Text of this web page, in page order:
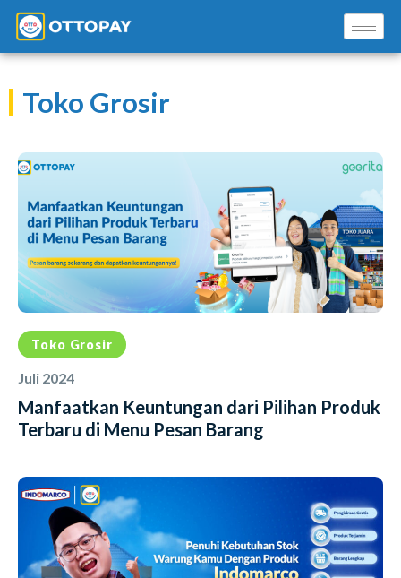
Toko Grosir
Toko Grosir
Juli 2024
Manfaatkan Keuntungan dari Pilihan Produk
Terbaru di Menu Pesan Barang
Solusi Kami
Blog
Promo Mitra
Pusat Edukasi Mitra
INSTAL SEKARANG